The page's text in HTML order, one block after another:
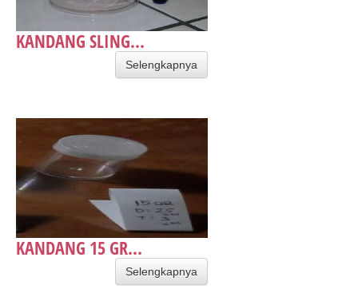
KANDANG SLING...
Selengkapnya
​KANDANG 15 GR...
Selengkapnya